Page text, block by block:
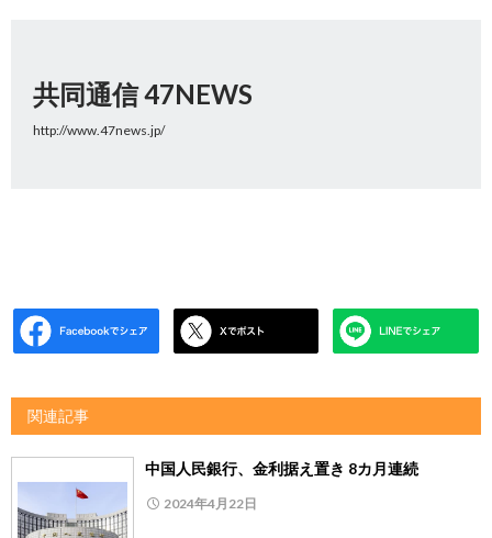
共同通信 47NEWS
http://www.47news.jp/
関連記事
中国人民銀行、金利据え置き 8カ月連続
2024年4月22日